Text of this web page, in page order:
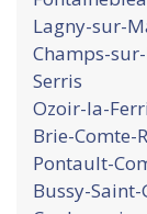
Lagny-sur-
Champs-
Serris
Ozoir-la-
Brie-Comte-
Pontault-
Bussy-Saint-